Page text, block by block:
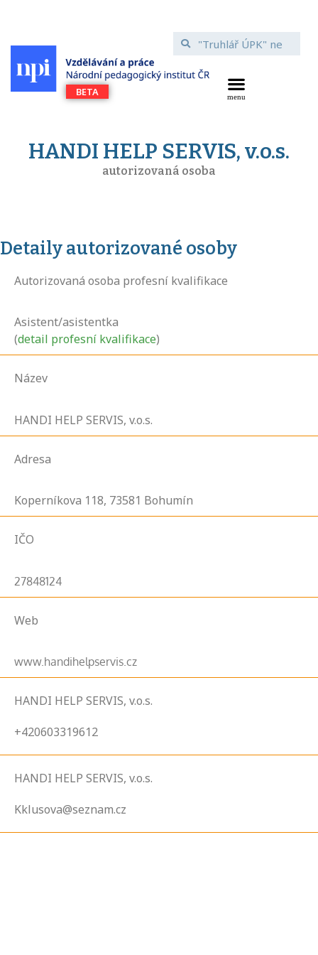
HANDI HELP SERVIS, v.o.s.
autorizovaná osoba
Detaily autorizované osoby
Autorizovaná osoba profesní kvalifikace
Asistent/asistentka
(detail profesní kvalifikace)
Název
HANDI HELP SERVIS, v.o.s.
Adresa
Koperníkova 118, 73581 Bohumín
IČO
27848124
Web
www.handihelpservis.cz
HANDI HELP SERVIS, v.o.s.
+420603319612
HANDI HELP SERVIS, v.o.s.
Kklusova@seznam.cz